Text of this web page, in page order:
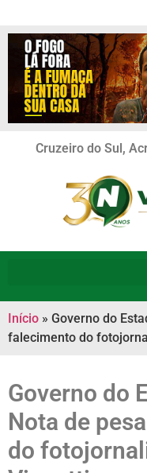
Cruzeiro do Sul,
Início » Governo do
falecimento do
Governo do
Nota de
do